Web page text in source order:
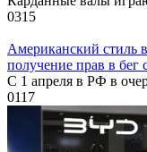
0315
Американский
получение прав в бег
С 1 апреля в РФ в
0117